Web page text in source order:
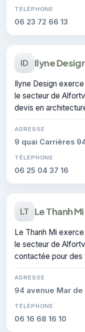
TÉLÉPHONE
06 23 72 66 13
ID Ilyne
Ilyne Design
le secteur de
devis en
ADRESSE
9 quai Carrières
TÉLÉPHONE
06 25 04 37 16
LT Le Thanh Mi
Le Thanh Mi
le secteur de
contactée pour des
ADRESSE
94 avenue Mar
TÉLÉPHONE
06 16 68 16 10